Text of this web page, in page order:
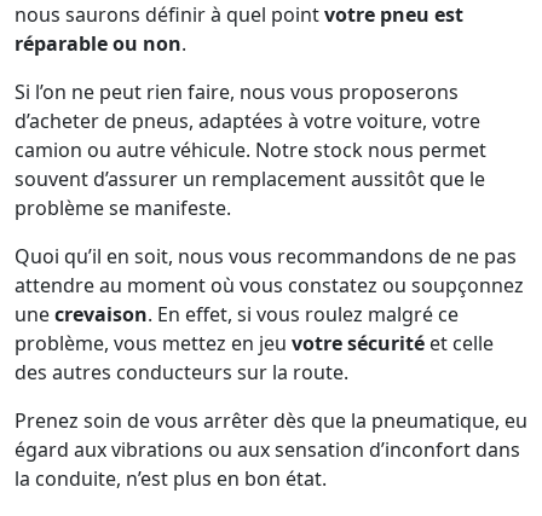
nous saurons définir à quel pointvotre pneu est
réparable ou non.
Si l’on ne peut rien faire, nous vous proposerons
d’acheter de pneus, adaptées à votre voiture, votre
camion ou autre véhicule. Notre stock nous permet
souvent d’assurer un remplacement aussitôt que le
problème se manifeste.
Quoi qu’il en soit, nous vous recommandons de ne pas
attendre au moment où vous constatez ou soupçonnez
unecrevaison. En effet, si vous roulez malgré ce
problème, vous mettez en jeu votre sécurité et celle
des autres conducteurs sur la route.
Prenez soin de vous arrêter dès que la pneumatique, eu
égard aux vibrations ou aux sensation d’inconfort dans
la conduite, n’est plus en bon état.